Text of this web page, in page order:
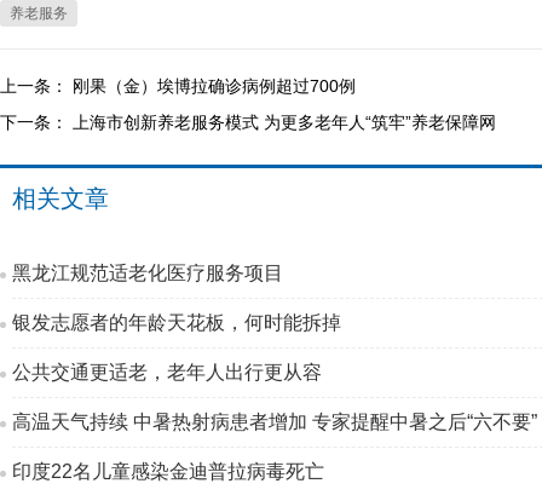
养老服务
上一条： 刚果（金）埃博拉确诊病例超过700例
下一条：
上海市创新养老服务模式 为更多老年人“筑牢”养老保障网
相关文章
黑龙江规范适老化医疗服务项目
银发志愿者的年龄天花板，何时能拆掉
公共交通更适老，老年人出行更从容
高温天气持续 中暑热射病患者增加 专家提醒中暑之后“六不要”
印度22名儿童感染金迪普拉病毒死亡